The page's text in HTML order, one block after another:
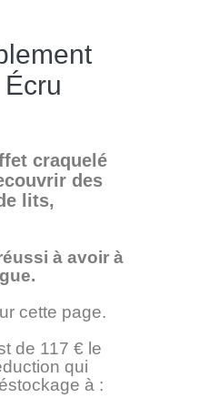
craquelé
des
lits,
à avoir à
cette page.
de 117 € le
qui
à :